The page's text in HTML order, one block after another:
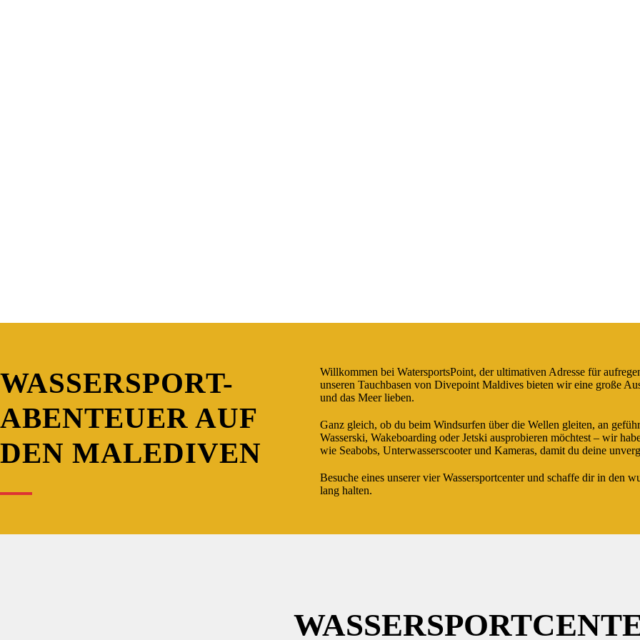
WASSERSPORT-
ABENTEUER AUF
DEN MALEDIVEN
Willkommen bei WatersportsPoint, der ultimativen Adresse für
unseren Tauchbasen von Divepoint Maldives bieten wir eine große
und das Meer lieben.
Ganz gleich, ob du beim Windsurfen über die Wellen gleiten, an
Wasserski, Wakeboarding oder Jetski ausprobieren möchtest – wir
wie Seabobs, Unterwasserscooter und Kameras, damit du deine
Besuche eines unserer vier Wassersportcenter und schaffe dir in den
lang halten.